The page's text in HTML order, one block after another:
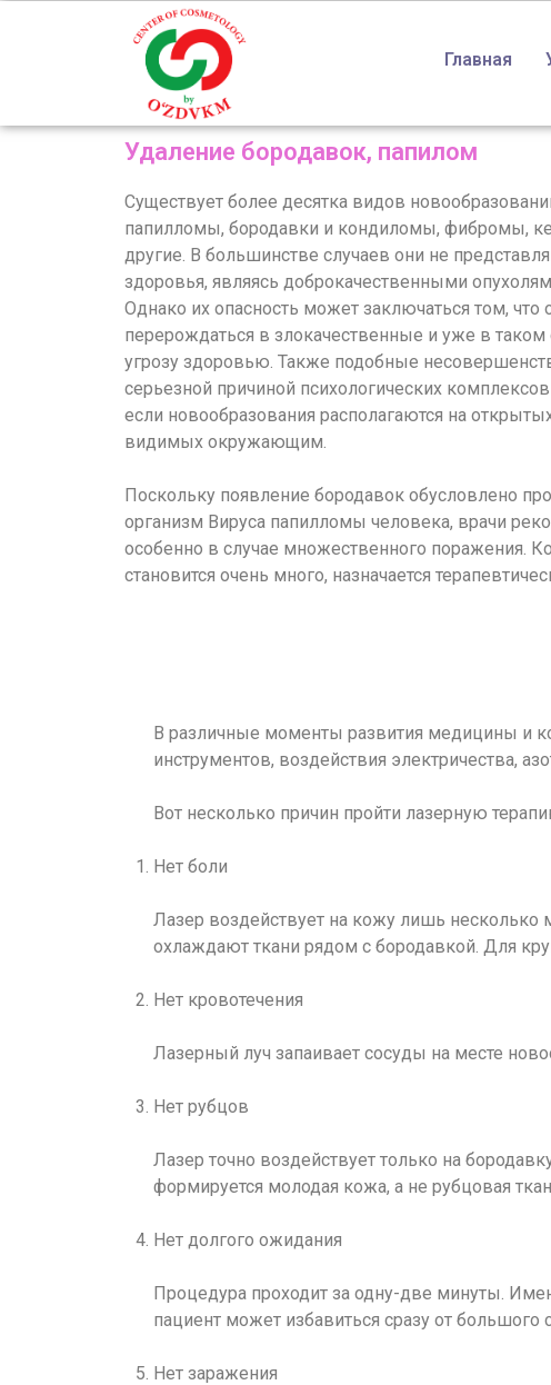
Главная
Удаление бородавок, папилом
Существует более десятка видов
папилломы, бородавки и кондиломы, фибромы,
другие. В большинстве случаев они не
здоровья, являясь доброкачественными
Однако их опасность может заключаться том, что
перерождаться в злокачественные и уже в таком
угрозу здоровью. Также подобные
серьезной причиной психологических
если новообразования располагаются на
видимых окружающим.
Поскольку появление бородавок обусловлено
организм Вируса папилломы человека, врачи
особенно в случае множественного поражения.
становится очень много, назначается
В различные моменты развития медицины и
инструментов, воздействия электричества,
Вот несколько причин пройти лазерную
Нет боли
Лазер воздействует на кожу лишь несколько
охлаждают ткани рядом с бородавкой. Для
Нет кровотечения
Лазерный луч запаивает сосуды на месте
Нет рубцов
Лазер точно воздействует только на
формируется молодая кожа, а не рубцовая
Нет долгого ожидания
Процедура проходит за одну-две минуты.
пациент может избавиться сразу от большого
Нет заражения